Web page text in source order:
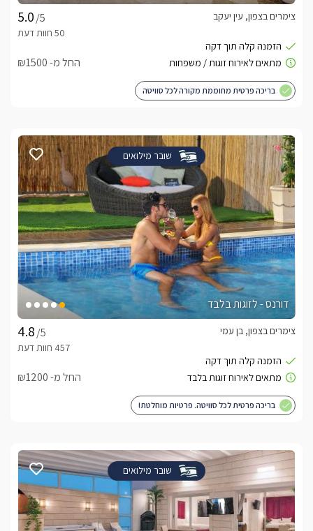
/5
צימרים בצפון, עין יעקב
החל מ- ₪1500
בריכה פרטית מחוממת מקורה לכל סוויטה
שובר מילואים
דורנס - לזוגות בלבד
/5
צימרים בצפון, בן עמי
החל מ- ₪1200
בריכה פרטית לכל סוויטה. פרטיות מוחלטת!
שובר מילואים